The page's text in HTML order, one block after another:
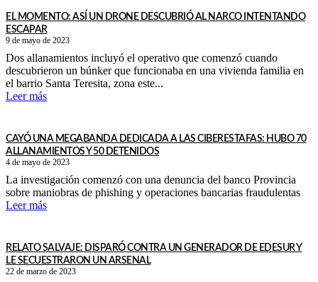
EL MOMENTO: ASÍ UN DRONE DESCUBRIÓ AL NARCO INTENTANDO
ESCAPAR
9 de mayo de 2023
Dos allanamientos incluyó el operativo que comenzó cuando
descubrieron un búnker que funcionaba en una vivienda familia en
el barrio Santa Teresita, zona este...
Leer más
CAYÓ UNA MEGABANDA DEDICADA A LAS CIBERESTAFAS: HUBO 70
ALLANAMIENTOS Y 50 DETENIDOS
4 de mayo de 2023
La investigación comenzó con una denuncia del banco Provincia
sobre maniobras de phishing y operaciones bancarias fraudulentas
Leer más
RELATO SALVAJE: DISPARÓ CONTRA UN GENERADOR DE EDESUR Y
LE SECUESTRARON UN ARSENAL
22 de marzo de 2023